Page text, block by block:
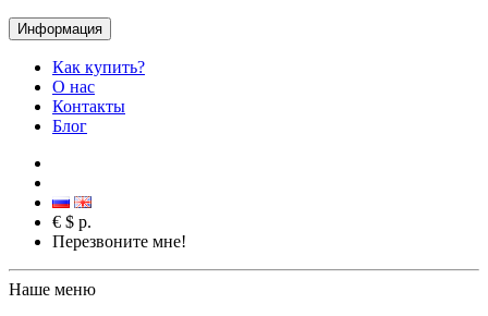
Информация
Как купить?
О нас
Контакты
Блог
€ $ р.
Перезвоните мне!
Наше меню